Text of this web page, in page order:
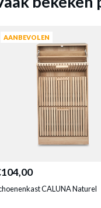
AANBEVOLEN
CALUNA Naturel